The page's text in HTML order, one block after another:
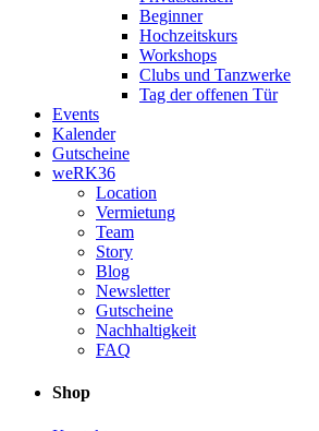
Beginner
Hochzeitskurs
Workshops
Clubs und Tanzwerke
Tag der offenen Tür
Events
Kalender
Gutscheine
weRK36
Location
Vermietung
Team
Story
Blog
Newsletter
Gutscheine
Nachhaltigkeit
FAQ
Shop